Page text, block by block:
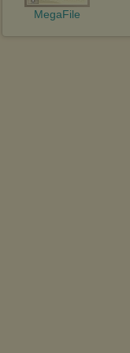
MegaFile